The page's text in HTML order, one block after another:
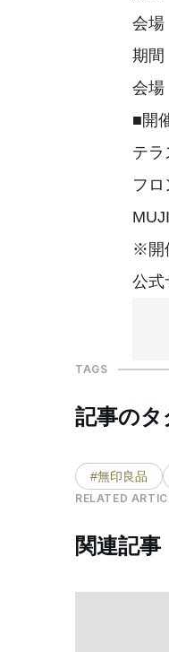
会場
期間
会場
■開
テラ
フ
※開
公式
TAGS
記事のタ
#無印良品
RELATED
関連記事